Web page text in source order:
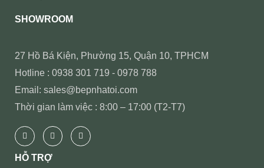
SHOWROOM
27 Hồ Bá Kiện, Phường 15, Quận 10, TPHCM
Hotline : 0938 301 719 - 0978 788
Email: sales@bepnhatoi.com
Thời gian làm việc : 8:00 – 17:00 (T2-T7)
HỖ TRỢ